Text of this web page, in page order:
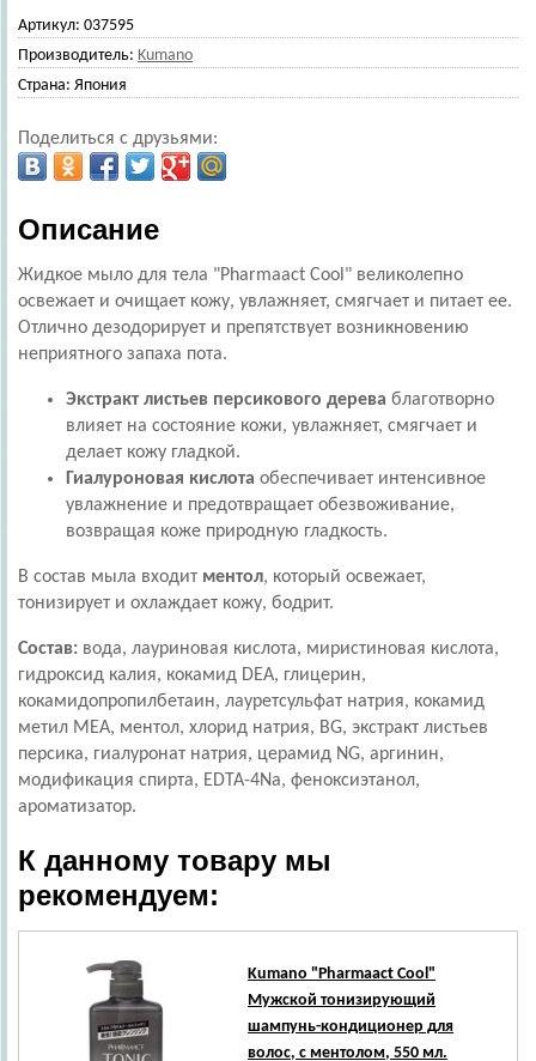
Артикул: 037595
Производитель: Kumano
Страна: Япония
Поделиться с друзьями:
Описание
Жидкое мыло для тела "Pharmaact Cool" великолепно
освежает и очищает кожу, увлажняет, смягчает и питает ее.
Отлично дезодорирует и препятствует возникновению
неприятного запаха пота.
Экстракт листьев персикового дерева благотворно
влияет на состояние кожи, увлажняет, смягчает и
делает кожу гладкой.
Гиалуроновая кислота обеспечивает интенсивное
увлажнение и предотвращает обезвоживание,
возвращая коже природную гладкость.
В состав мыла входит ментол, который освежает,
тонизирует и охлаждает кожу, бодрит.
Состав: вода, лауриновая кислота, миристиновая кислота,
гидроксид калия, кокамид DEA, глицерин,
кокамидопропилбетаин, лауретсульфат натрия, кокамид
метил MEA, ментол, хлорид натрия, BG, экстракт листьев
персика, гиалуронат натрия, церамид NG, аргинин,
модификация спирта, EDTA-4Na, феноксиэтанол,
ароматизатор.
К данному товару мы
рекомендуем:
Kumano "Pharmaact Cool"
Мужской тонизирующий
шампунь-кондиционер для
волос, с ментолом, 550 мл.